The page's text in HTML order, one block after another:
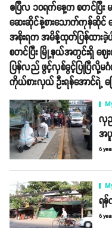
ဧပြီလ ၁၀ရက်နေ့က စတင်ပ
ဆေးဆိုင်နဲ့စားသောက်ကုန်ဆိုင်
အစိုးရက အမိန့်ထုတ်ပြန်ထား
စတင်ပြီး မြို့နယ်အတွင်းရှိ ဈ
ပြန်လည် ဖွင့်လှစ်ခွင့်ပြုပြီလို့
ကိုယ်စားလှယ် ဦးရန်အောင်ရဲ့ ပ
လှည်
အပူ
6
ရ
6